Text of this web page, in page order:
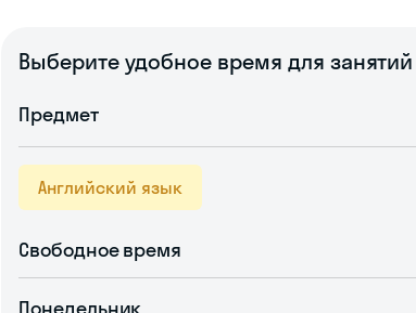
Выберите удобное время для занятий
Предмет
Английский язык
Свободное время